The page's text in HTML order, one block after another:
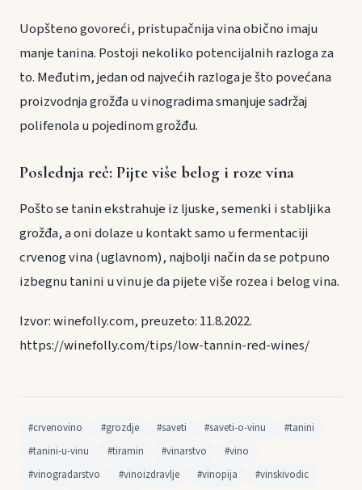
Uopšteno govoreći, pristupačnija vina obično imaju
manje tanina. Postoji nekoliko potencijalnih razloga za
to. Međutim, jedan od najvećih razloga je što povećana
proizvodnja grožđa u vinogradima smanjuje sadržaj
polifenola u pojedinom grožđu.
Poslednja reč: Pijte više belog i roze vina
Pošto se tanin ekstrahuje iz ljuske, semenki i stabljika
grožđa, a oni dolaze u kontakt samo u fermentaciji
crvenog vina (uglavnom), najbolji način da se potpuno
izbegnu tanini u vinu je da pijete više rozea i belog vina.
Izvor: winefolly.com, preuzeto: 11.8.2022.
https://winefolly.com/tips/low-tannin-red-wines/
#crvenovino #grozdje #saveti #saveti-o-vinu
#tanini
#tanini-u-vinu
#tiramin #vinarstvo
#vino
#vinogradarstvo
#vinoizdravlje #vinopija
#vinskivodic